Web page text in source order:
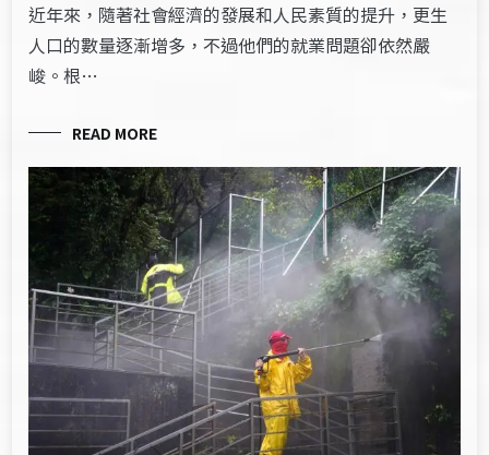
近年來，隨著社會經濟的發展和人民素質的提升，更生
人口的數量逐漸增多，不過他們的就業問題卻依然嚴
峻。根…
READ MORE